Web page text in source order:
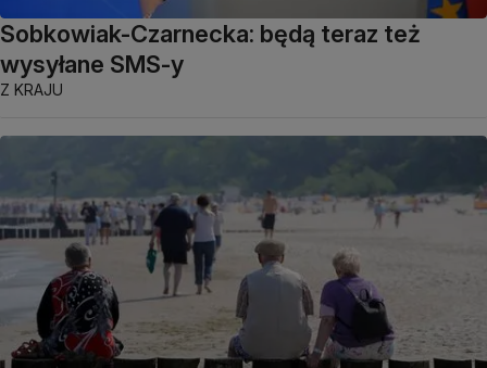
Sobkowiak-Czarnecka: będą teraz też
wysyłane SMS-y
Z KRAJU